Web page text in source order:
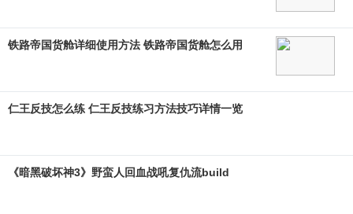
铁路帝国货舱详细使用方法 铁路帝国货舱怎么用
仁王反技怎么练 仁王反技练习方法技巧详情一览
《暗黑破坏神3》野蛮人回血战吼复仇流build